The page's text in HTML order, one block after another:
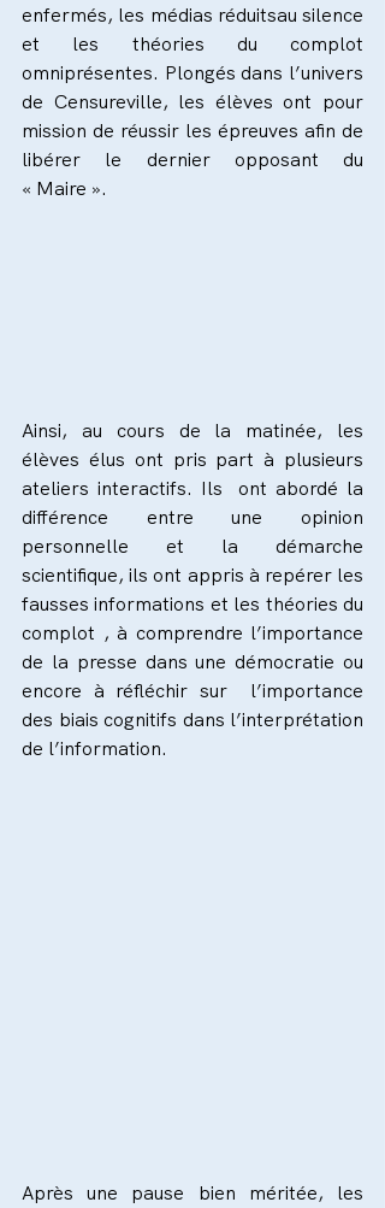
enfermés, les médias réduitsau silence
et les théories du complot
omniprésentes. Plongés dans l’univers
de Censureville, les élèves ont pour
mission de réussir les épreuves afin de
libérer le dernier opposant du
« Maire ».
Ainsi, au cours de la matinée, les
élèves élus ont pris part à plusieurs
ateliers interactifs. Ils  ont abordé la
différence entre une opinion
personnelle et la démarche
scientifique, ils ont appris à repérer les
fausses informations et les théories du
complot , à comprendre l’importance
de la presse dans une démocratie ou
encore à réfléchir sur  l’importance
des biais cognitifs dans l’interprétation
de l’information.
Après une pause bien méritée, les